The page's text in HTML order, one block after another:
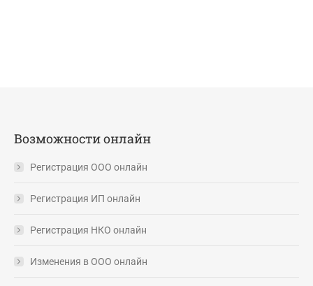
Возможности онлайн
Регистрация ООО онлайн
Регистрация ИП онлайн
Регистрация НКО онлайн
Изменения в ООО онлайн